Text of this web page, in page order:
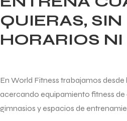
QUIERAS, SIN
HORARIOS
En World Fitness trabajamos
acercando equipamiento fitness de
gimnasios y espacios de